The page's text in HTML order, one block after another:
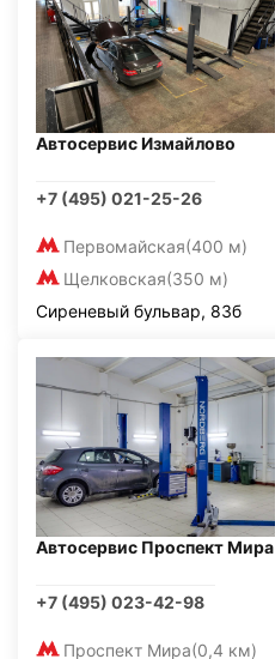
Автосервис Измайлово
+7 (495) 021-25-26
Первомайская(400 м)
Щелковская(350 м)
Сиреневый бульвар, 83б
Автосервис Проспект Мира
+7 (495) 023-42-98
Проспект Мира(0,4 км)